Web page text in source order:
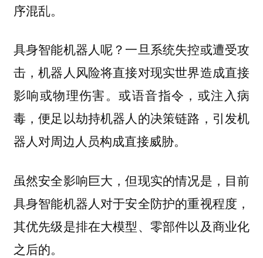
序混乱。
具身智能机器人呢？一旦系统失控或遭受攻
击，机器人风险将直接对现实世界造成直接
影响或物理伤害。或语音指令，或注入病
毒，便足以劫持机器人的决策链路，引发机
器人对周边人员构成直接威胁。
虽然安全影响巨大，但现实的情况是，目前
具身智能机器人对于安全防护的重视程度，
其优先级是排在大模型、零部件以及商业化
之后的。